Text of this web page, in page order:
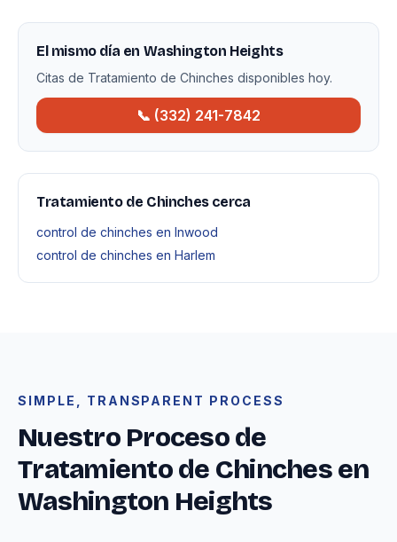
El mismo día en Washington Heights
Citas de Tratamiento de Chinches disponibles hoy.
📞 (332) 241-7842
Tratamiento de Chinches cerca
control de chinches en Inwood
control de chinches en Harlem
SIMPLE, TRANSPARENT PROCESS
Nuestro Proceso de
Tratamiento de Chinches en
Washington Heights